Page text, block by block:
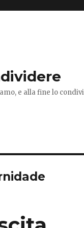
e alla fine lo